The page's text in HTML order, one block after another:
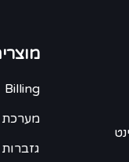
Billing
מערכת